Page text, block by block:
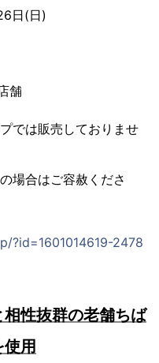
日(日)
舗
では販売しておりませ
場合はご容赦くださ
?id=1601014619-2478
性抜群の老舗ちば
用